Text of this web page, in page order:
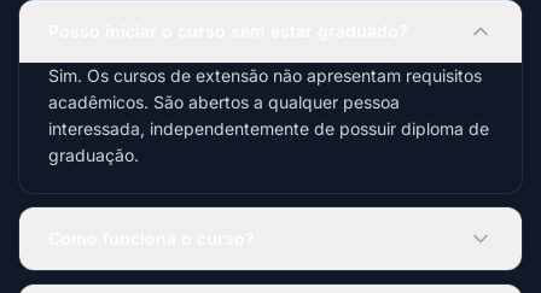
Sim. Os cursos de extensão não apresentam requisitos
acadêmicos. São abertos a qualquer pessoa
interessada, independentemente de possuir diploma de
graduação.